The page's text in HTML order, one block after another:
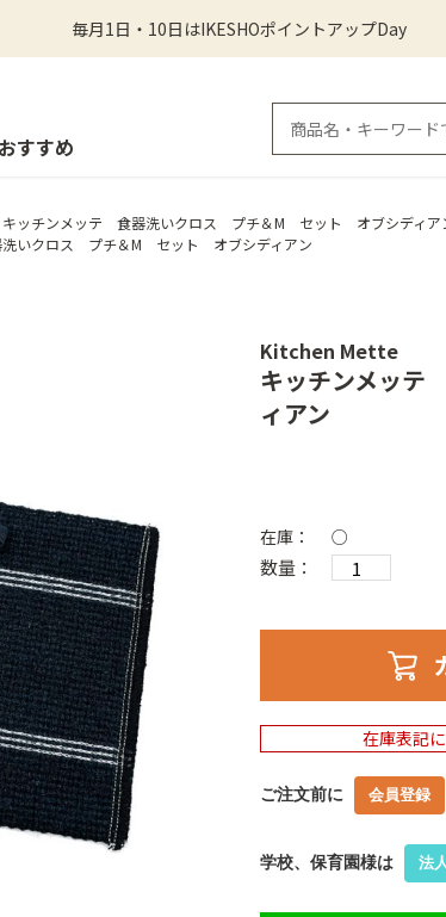
毎月1日・10日はIKESHOポイントアップDay
すすめ
キッチンメッテ 食器洗いクロス プチ＆M セット オブシディア
いクロス プチ＆M セット オブシディアン
キッチンメッ
ィアン
Kitchen Mette
在庫： ○
数量：
在庫表記
ご注文前に 会員登録
学校、保育園様は 法